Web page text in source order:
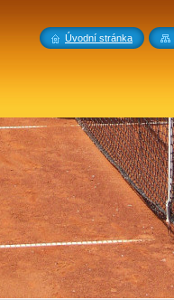
Úvodní stránka